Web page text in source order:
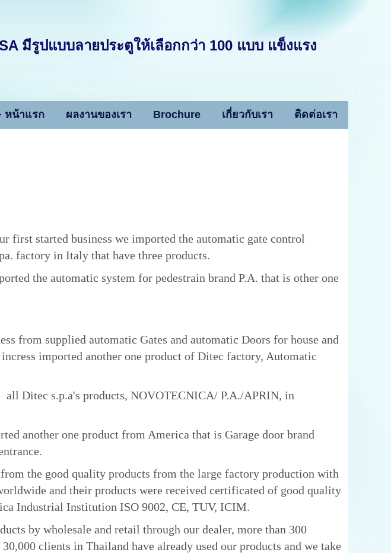
มีรูปแบบลายประตูให้เลือกกว่า 100 แบบ แข็งแรง
หน้าแรก ผลงานของเรา Brochure เกี่ยวกับเรา ติดต่อเรา
first started business we imported the automatic gate control
factory in Italy that have three products.
the automatic system for pedestrain brand P.A. that is other one
from supplied automatic Gates and automatic Doors for house and
imported another one product of Ditec factory, Automatic
s.p.a's products, NOVOTECNICA/ P.A./APRIN, in
another one product from America that is Garage door brand
the good quality products from the large factory production with
and their products were received certificated of good quality
Industrial Institution ISO 9002, CE, TUV, ICIM.
by wholesale and retail through our dealer, more than 300
clients in Thailand have already used our products and we take